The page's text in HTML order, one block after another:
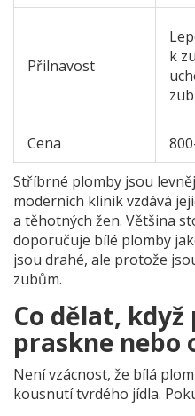
Přilnavost
k
Cena
Stříbrné plomby jsou
moderních klinik vzdává
a těhotných žen. Většina
doporučuje bílé plomby
jsou drahé, ale protože
zubům.
Co dělat, když
praskne nebo
Není vzácnost, že bílá
kousnutí tvrdého jídla.